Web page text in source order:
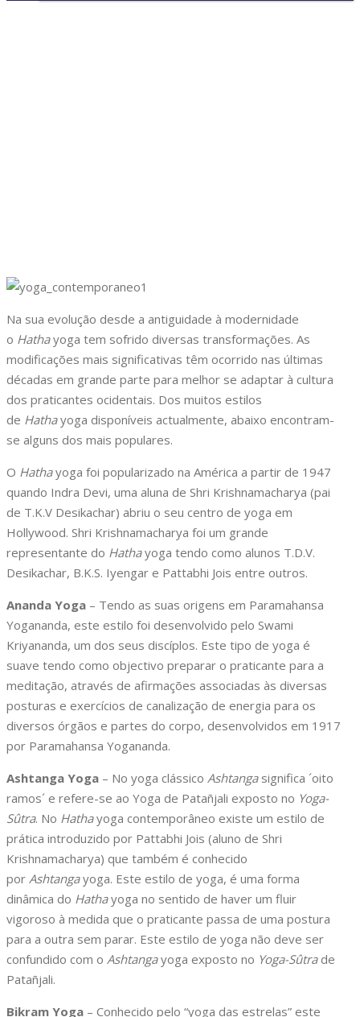
Na sua evolução desde a antiguidade à modernidade
o Hathayoga tem sofrido diversas transformações. As
modificações mais significativas têm ocorrido nas últimas
décadas em grande parte para melhor se adaptar à cultura
dos praticantes ocidentais. Dos muitos estilos
de Hathayoga disponíveis actualmente, abaixo encontram-
se alguns dos mais populares.
O Hathayoga foi popularizado na América a partir de 1947
quando Indra Devi, uma aluna de Shri Krishnamacharya (pai
de T.K.V Desikachar) abriu o seu centro de yoga em
Hollywood. Shri Krishnamacharya foi um grande
representante do Hathayoga tendo como alunos T.D.V.
Desikachar, B.K.S. Iyengar e Pattabhi Jois entre outros.
Ananda Yoga – Tendo as suas origens em Paramahansa
Yogananda, este estilo foi desenvolvido pelo Swami
Kriyananda, um dos seus discíplos. Este tipo de yoga é
suave tendo como objectivo preparar o praticante para a
meditação, através de afirmações associadas às diversas
posturas e exercícios de canalização de energia para os
diversos órgãos e partes do corpo, desenvolvidos em 1917
por Paramahansa Yogananda.
Ashtanga Yoga – No yoga clássico Ashtangasignifica ´oito
ramos´ e refere-se ao Yoga de Patañjali exposto no Yoga-
Sûtra. No Hathayoga contemporâneo existe um estilo de
prática introduzido por Pattabhi Jois (aluno de Shri
Krishnamacharya) que também é conhecido
por Ashtangayoga. Este estilo de yoga, é uma forma
dinâmica do Hathayoga no sentido de haver um fluir
vigoroso à medida que o praticante passa de uma postura
para a outra sem parar. Este estilo de yoga não deve ser
confundido com o Ashtangayoga exposto no Yoga-Sûtrade
Patañjali.
Bikram Yoga – Conhecido pelo “yoga das estrelas” este